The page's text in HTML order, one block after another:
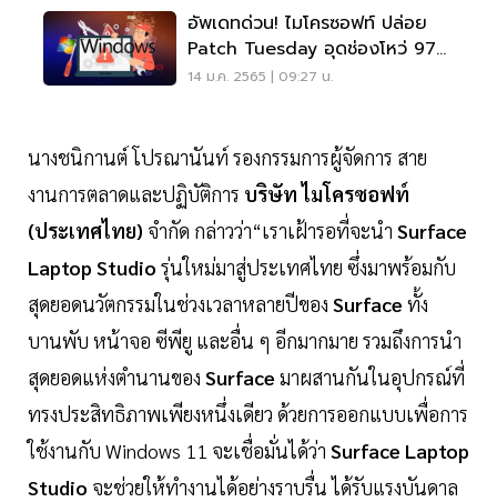
อัพเดทด่วน! ไมโครซอฟท์ ปล่อย
Patch Tuesday อุดช่องโหว่ 97
รายการ
14 ม.ค. 2565 | 09:27 น.
นางชนิกานต์ โปรณานันท์ รองกรรมการผู้จัดการ สาย
งานการตลาดและปฏิบัติการ บริษัท ไมโครซอฟท์
(ประเทศไทย) จำกัด กล่าวว่า“เราเฝ้ารอที่จะนำ Surface
Laptop Studio รุ่นใหม่มาสู่ประเทศไทย ซึ่งมาพร้อมกับ
สุดยอดนวัตกรรมในช่วงเวลาหลายปีของ Surface ทั้ง
บานพับ หน้าจอ ซีพียู และอื่น ๆ อีกมากมาย รวมถึงการนำ
สุดยอดแห่งตำนานของ Surface มาผสานกันในอุปกรณ์ที่
ทรงประสิทธิภาพเพียงหนึ่งเดียว ด้วยการออกแบบเพื่อการ
ใช้งานกับ Windows 11 จะเชื่อมั่นได้ว่า Surface Laptop
Studio จะช่วยให้ทำงานได้อย่างราบรื่น ได้รับแรงบันดาล